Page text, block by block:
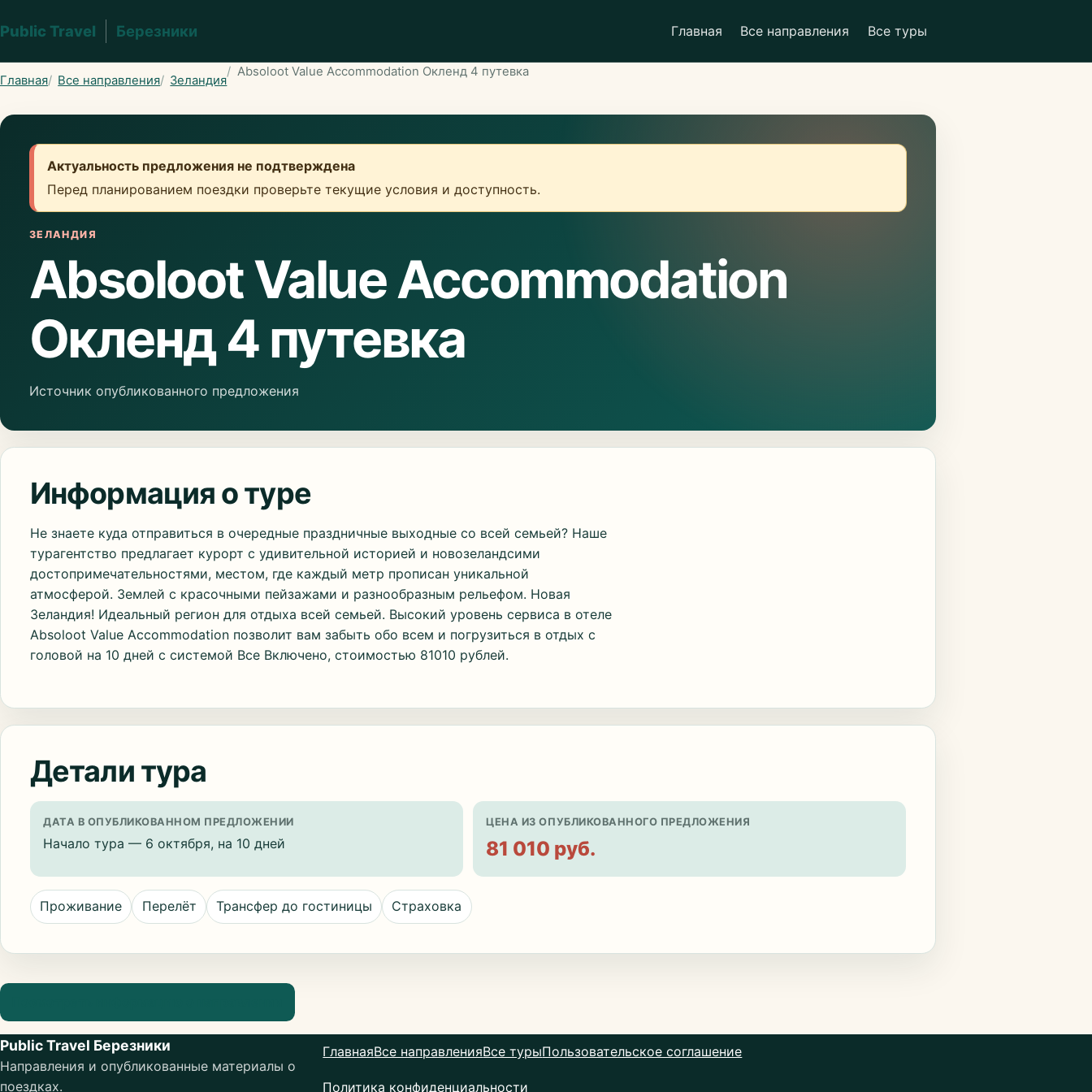
Public Travel Березники Главная Все направления Все туры
Главная Все направления Зеландия
Absoloot Value Accommodation Окленд 4 путевка
Актуальность предложения не подтверждена
Перед планированием поездки проверьте текущие условия и доступность.
ЗЕЛАНДИЯ
Absoloot Value Accommodation
Окленд 4 путевка
Источник опубликованного предложения
Информация о туре
Не знаете куда отправиться в очередные праздничные выходные со всей семьей? Наше
турагентство предлагает курорт с удивительной историей и новозеландсими
достопримечательностями, местом, где каждый метр прописан уникальной
атмосферой. Землей с красочными пейзажами и разнообразным рельефом. Новая
Зеландия! Идеальный регион для отдыха всей семьей. Высокий уровень сервиса в отеле
Absoloot Value Accommodation позволит вам забыть обо всем и погрузиться в отдых с
головой на 10 дней с системой Все Включено, стоимостью 81010 рублей.
Детали тура
ДАТА В ОПУБЛИКОВАННОМ ПРЕДЛОЖЕНИИ
Начало тура — 6 октября, на 10 дней
ЦЕНА ИЗ ОПУБЛИКОВАННОГО ПРЕДЛОЖЕНИЯ
81 010 руб.
Проживание Перелёт Трансфер до гостиницы Страховка
Public Travel Березники
Направления и опубликованные материалы о
поездках.
ГлавнаяВсе направленияВсе турыПользовательское соглашение
Политика конфиденциальности